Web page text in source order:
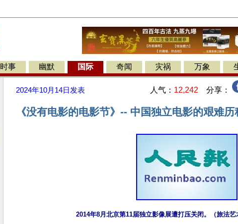
时事 幽默 国际 奇闻 灾祸 万象
2024年10月14日 发表 人气： 12,242 分享：
《没有电影的电影节》-- 中国独立电影的艰难历
2014年8月北京第11届独立影像展遭打压关闭。（旅法艺